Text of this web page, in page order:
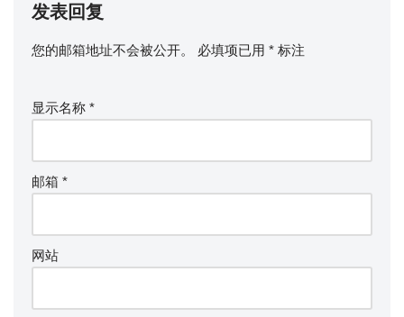
发表回复
您的邮箱地址不会被公开。 必填项已用 * 标注
显示名称 *
邮箱 *
网站